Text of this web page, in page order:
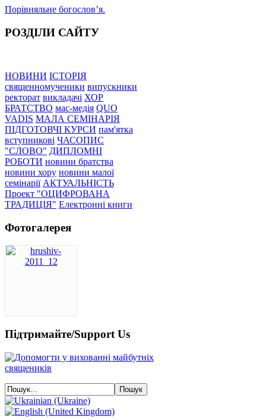
Порівняльне богословʼя.
РОЗДІЛИ САЙТУ
НОВИНИ ІСТОРІЯ
священномученики випускники
ректорат викладачі ХОР
БРАТСТВО мас-медія QUO
VADIS МАЛА СЕМІНАРІЯ
ПІДГОТОВЧІ КУРСИ пам'ятка
вступникові ЧАСОПИС
"СЛОВО" ДИПЛОМНІ
РОБОТИ новини братства
новини хору новини малої
семінарії АКТУАЛЬНІСТЬ
Проект "ОЦИФРОВАНА
ТРАДИЦІЯ" Електронні книги
Фотогалерея
Підтримайте/Support Us